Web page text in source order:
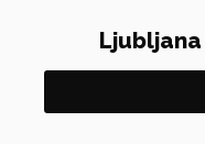
Ljubljana